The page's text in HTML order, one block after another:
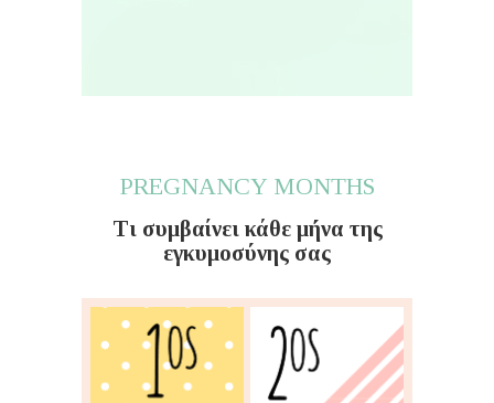
PREGNANCY MONTHS
Τι συμβαίνει κάθε μήνα της
εγκυμοσύνης σας